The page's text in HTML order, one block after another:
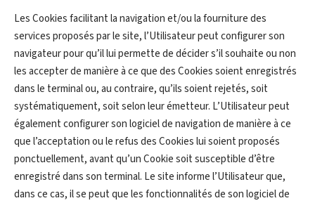
Les Cookies facilitant la navigation et/ou la fourniture des
services proposés par le site, l’Utilisateur peut configurer son
navigateur pour qu’il lui permette de décider s’il souhaite ou non
les accepter de manière à ce que des Cookies soient enregistrés
dans le terminal ou, au contraire, qu’ils soient rejetés, soit
systématiquement, soit selon leur émetteur. L’Utilisateur peut
également configurer son logiciel de navigation de manière à ce
que l’acceptation ou le refus des Cookies lui soient proposés
ponctuellement, avant qu’un Cookie soit susceptible d’être
enregistré dans son terminal. Le site informe l’Utilisateur que,
dans ce cas, il se peut que les fonctionnalités de son logiciel de